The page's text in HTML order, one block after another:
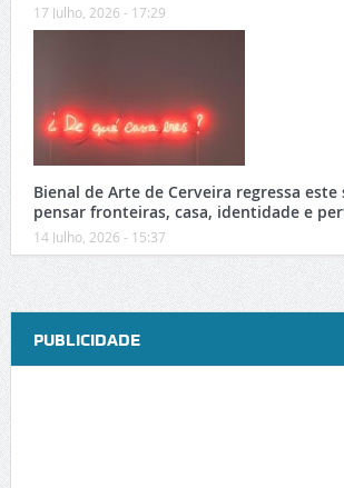
17 Julho, 2026 - 17:29
Bienal de Arte de Cerveira regressa este
pensar fronteiras, casa, identidade e
14 Julho, 2026 - 15:37
PUBLICIDADE